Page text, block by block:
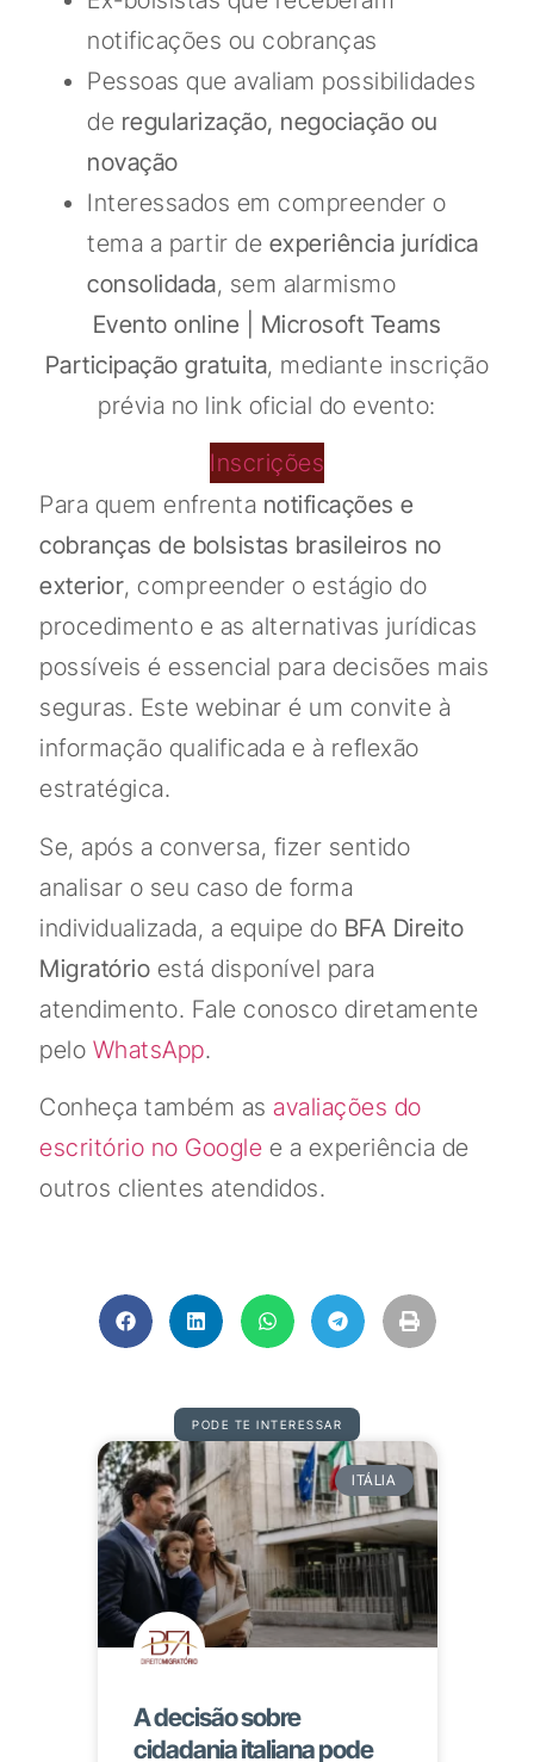
notificações ou cobranças
Pessoas que avaliam possibilidades
de regularização, negociação ou
novação
Interessados em compreender o
tema a partir de experiência jurídica
consolidada, sem alarmismo
Evento online | Microsoft Teams
Participação gratuita, mediante inscrição
prévia no link oficial do evento:
Inscrições
Para quem enfrenta notificações e
cobranças de bolsistas brasileiros no
exterior, compreender o estágio do
procedimento e as alternativas jurídicas
possíveis é essencial para decisões mais
seguras. Este webinar é um convite à
informação qualificada e à reflexão
estratégica.
Se, após a conversa, fizer sentido
analisar o seu caso de forma
individualizada, a equipe do BFA Direito
Migratório está disponível para
atendimento. Fale conosco diretamente
pelo WhatsApp.
Conheça também as avaliações do
escritório no Google e a experiência de
outros clientes atendidos.
PODE TE INTERESSAR
ITÁLIA
A decisão sobre
cidadania italiana pode